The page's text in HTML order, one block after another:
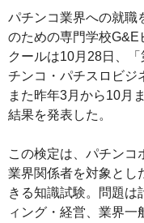
パチンコ業界への就職
のための専門学校G&E
クールは10月28日、
チンコ・パチスロビジ
また昨年3月から10月
結果を発表した。
この検定は、パチンコ
業界関係者を対象とし
きる知識試験。問題は
ィング・経営、業界一